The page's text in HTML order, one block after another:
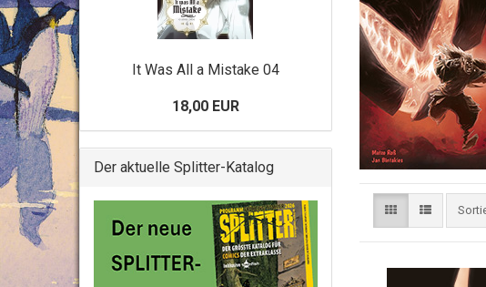
It Was All a Mistake 04
18,00 EUR
Der aktuelle Splitter-Katalog